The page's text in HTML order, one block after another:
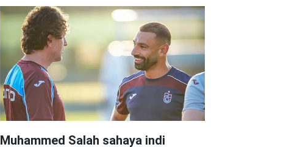
Muhammed Salah sahaya indi